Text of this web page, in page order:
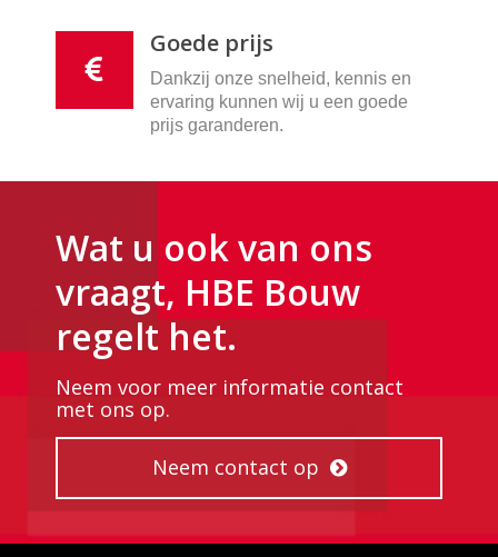
Goede prijs
Dankzij onze snelheid, kennis en
ervaring kunnen wij u een goede
prijs garanderen.
Wat u ook van ons
vraagt, HBE Bouw
regelt het.
Neem voor meer informatie contact
met ons op.
Neem contact op